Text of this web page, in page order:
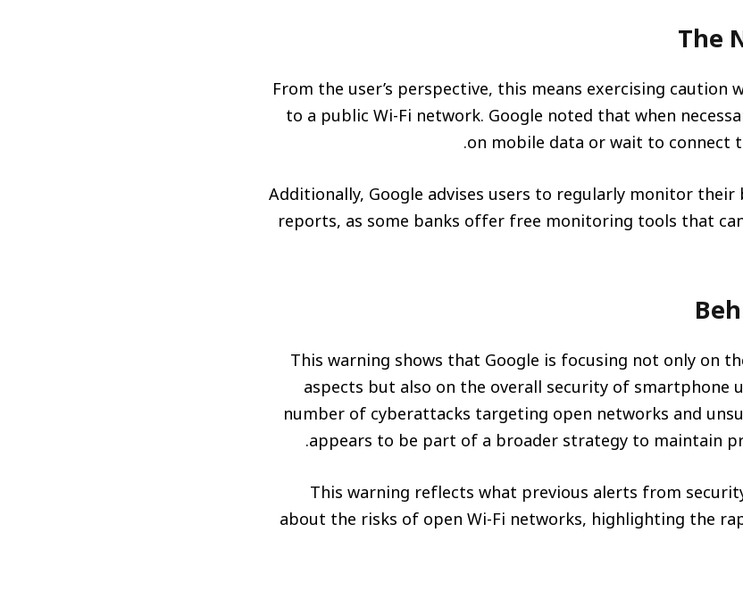
The
From the user’s perspective, this means exercising caution
to a public Wi-Fi network. Google noted that when
on mobile data or wait to connect
Additionally, Google advises users to regularly monitor
reports, as some banks offer free monitoring tools that
This warning shows that Google is focusing not only on
aspects but also on the overall security of smartphone
number of cyberattacks targeting open networks and
appears to be part of a broader strategy to maintain
This warning reflects what previous alerts from
about the risks of open Wi-Fi networks, highlighting the